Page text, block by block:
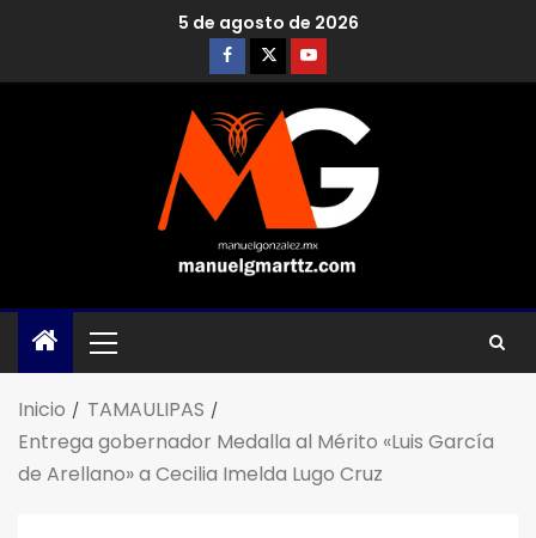
5 de agosto de 2026
Inicio
TAMAULIPAS
Entrega gobernador Medalla al Mérito «Luis García
de Arellano» a Cecilia Imelda Lugo Cruz